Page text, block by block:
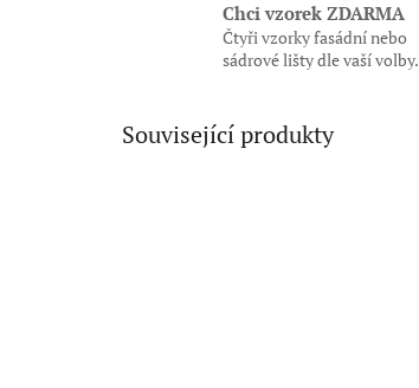
Chci vzorek ZDARMA
Čtyři vzorky fasádní nebo
sádrové lišty dle vaší volby.
Související produkty